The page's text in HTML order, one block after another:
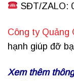
SĐT/ZALO:
Công ty Quảng
hạnh giúp đỡ
Xem thêm